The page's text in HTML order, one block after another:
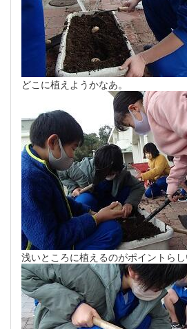
どこに植えようかなあ。
浅いところに植えるのがポイントらし